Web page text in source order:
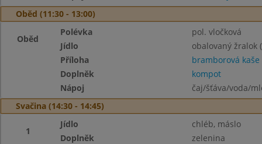
Oběd (11:30 - 13:00)
Oběd
Polévka
pol. vločková
Jídlo
obalovaný žralok
Příloha
bramborová kaše
Doplněk
kompot
Nápoj
čaj/šťáva/voda/
Svačina (14:30 - 14:45)
1
Jídlo
chléb, máslo
Doplněk
zelenina